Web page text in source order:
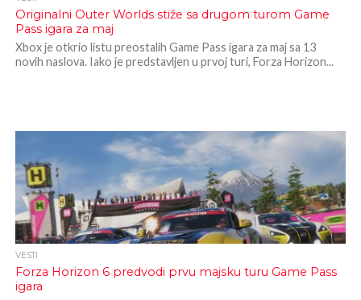
Originalni Outer Worlds stiže sa drugom turom Game
Pass igara za maj
Xbox je otkrio listu preostalih Game Pass igara za maj sa 13
novih naslova. Iako je predstavljen u prvoj turi, Forza Horizon...
VESTI
Forza Horizon 6 predvodi prvu majsku turu Game Pass
igara